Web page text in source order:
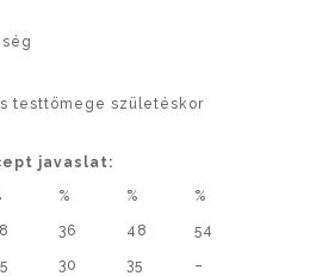
testtömege születéskor
javaslat:
% % %
36 48 54
30 35 –